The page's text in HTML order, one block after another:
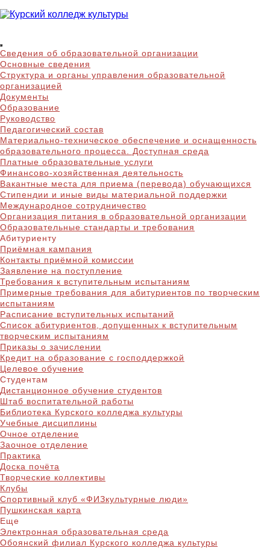
to
Курский колледж
культуры
Сведения об образовательной организации
Основные сведения
Структура и органы управления образовательной
организацией
Документы
Образование
Руководство
Педагогический состав
Материально-техническое обеспечение и оснащенность
образовательного процесса. Доступная среда
Платные образовательные услуги
Финансово-хозяйственная деятельность
Вакантные места для приема (перевода) обучающихся
Стипендии и иные виды материальной поддержки
Международное сотрудничество
Организация питания в образовательной организации
Образовательные стандарты и требования
Абитуриенту
Приёмная кампания
Контакты приёмной комиссии
Заявление на поступление
Требования к вступительным испытаниям
Примерные требования для абитуриентов по творческим
испытаниям
Расписание вступительных испытаний
Список абитуриентов, допущенных к вступительным
творческим испытаниям
Приказы о зачислении
Кредит на образование с господдержкой
Целевое обучение
Студентам
Дистанционное обучение студентов
Штаб воспитательной работы
Библиотека Курского колледжа культуры
Учебные дисциплины
Очное отделение
Заочное отделение
Практика
Доска почёта
Творческие коллективы
Клубы
Спортивный клуб «ФИЗкультурные люди»
Пушкинская карта
Еще
Электронная образовательная среда
Обоянский филиал Курского колледжа культуры